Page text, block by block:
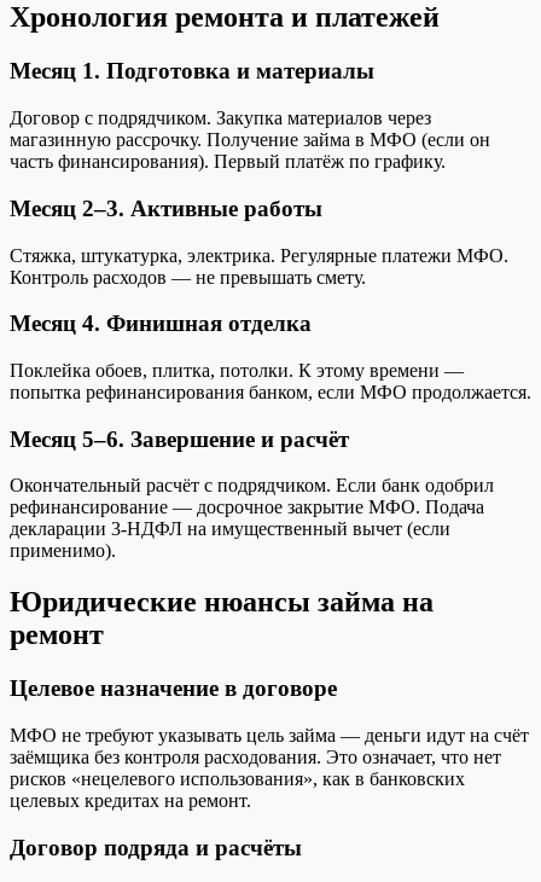
Хронология ремонта и платежей
Месяц 1. Подготовка и материалы
Договор с подрядчиком. Закупка материалов через
магазинную рассрочку. Получение займа в МФО (если он
часть финансирования). Первый платёж по графику.
Месяц 2–3. Активные работы
Стяжка, штукатурка, электрика. Регулярные платежи МФО.
Контроль расходов — не превышать смету.
Месяц 4. Финишная отделка
Поклейка обоев, плитка, потолки. К этому времени —
попытка рефинансирования банком, если МФО продолжается.
Месяц 5–6. Завершение и расчёт
Окончательный расчёт с подрядчиком. Если банк одобрил
рефинансирование — досрочное закрытие МФО. Подача
декларации 3-НДФЛ на имущественный вычет (если
применимо).
Юридические нюансы займа на
ремонт
Целевое назначение в договоре
МФО не требуют указывать цель займа — деньги идут на счёт
заёмщика без контроля расходования. Это означает, что нет
рисков «нецелевого использования», как в банковских
целевых кредитах на ремонт.
Договор подряда и расчёты